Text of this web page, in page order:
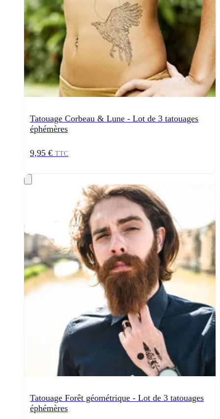
Tatouage Corbeau & Lune - Lot de 3 tatouages
éphémères
9,95 € TTC
Tatouage Forêt géométrique - Lot de 3 tatouages
éphémères